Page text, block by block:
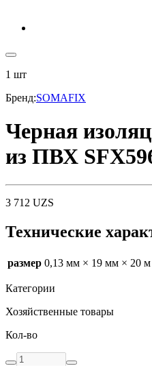
1 шт
Бренд:SOMAFIX
Черная
из ПВХ
3 712 UZS
Технические
размер 0,13 мм × 19 мм × 20 м
Категории
Хозяйственные товары
Кол-во